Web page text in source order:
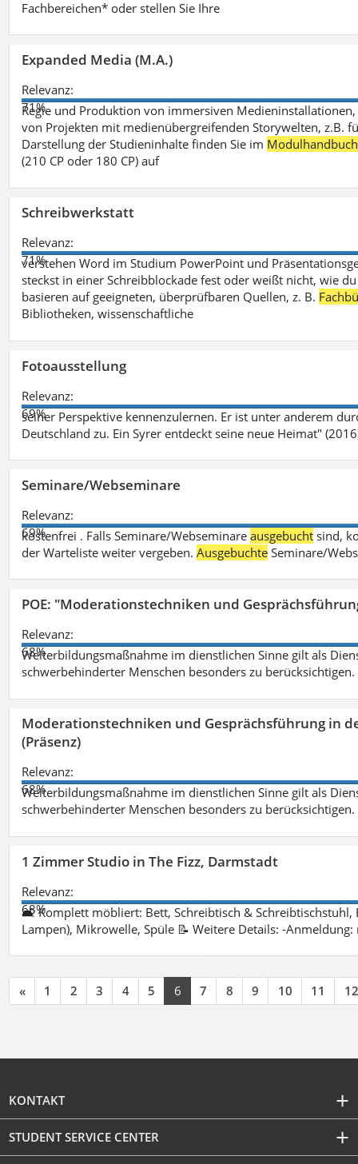
Fachbereichen* oder stellen Sie Ihre
Expanded Media (M.A.)
Relevanz:
71%
Regie und Produktion von immersiven
von Projekten mit medienübergreifenden Storywelten, z.B.
Darstellung der Studieninhalte finden Sie im Modulhandbuch
(210 CP oder 180 CP) auf
Schreibwerkstatt
Relevanz:
71%
verstehen Word im Studium PowerPoint und
steckst in einer Schreibblockade fest oder weißt nicht, wie
basieren auf geeigneten, überprüfbaren Quellen, z. B.
Bibliotheken, wissenschaftliche
Fotoausstellung
Relevanz:
69%
seiner Perspektive kennenzulernen. Er ist unter anderem
Deutschland zu. Ein Syrer entdeckt seine neue Heimat"
Seminare/Webseminare
Relevanz:
69%
kostenfrei . Falls Seminare/Webseminareausgebucht sind,
der Warteliste weiter vergeben.Ausgebuchte Seminare/
POE: "Moderationstechniken und
Relevanz:
68%
Weiterbildungsmaßnahme im dienstlichen Sinne gilt als
schwerbehinderter Menschen besonders zu berücksichtigen.
Moderationstechniken und Gesprächsführung in
(Präsenz)
Relevanz:
68%
Weiterbildungsmaßnahme im dienstlichen Sinne gilt als
schwerbehinderter Menschen besonders zu berücksichtigen.
1 Zimmer Studio in The Fizz, Darmstadt
Relevanz:
68%
🛋 Komplett möbliert: Bett, Schreibtisch & Schreibtischstuhl,
Lampen), Mikrowelle, Spüle 📝 Weitere Details: -
« 1 2 3 4 5 6 7 8 9 10 11 12
KONTAKT
STUDENT SERVICE CENTER